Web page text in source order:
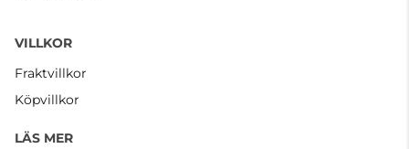
VILLKOR
Fraktvillkor
Köpvillkor
LÄS MER